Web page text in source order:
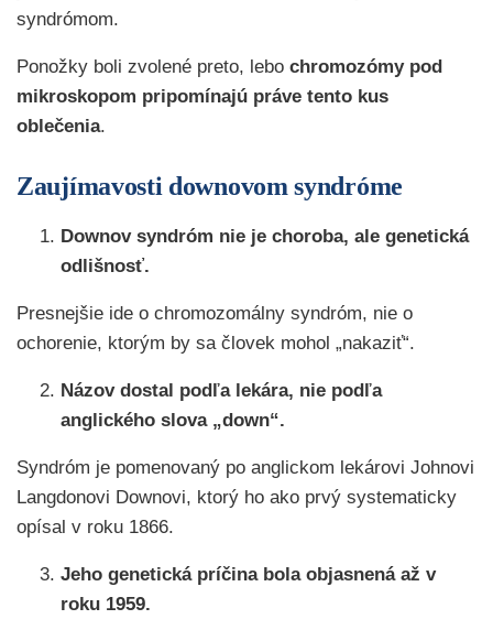
syndrómom.
Ponožky boli zvolené preto, lebo chromozómy pod
mikroskopom pripomínajú práve tento kus
oblečenia.
Zaujímavosti downovom syndróme
Downov syndróm nie je choroba, ale genetická
odlišnosť.
Presnejšie ide o chromozomálny syndróm, nie o
ochorenie, ktorým by sa človek mohol „nakaziť“.
Názov dostal podľa lekára, nie podľa
anglického slova „down“.
Syndróm je pomenovaný po anglickom lekárovi Johnovi
Langdonovi Downovi, ktorý ho ako prvý systematicky
opísal v roku 1866.
Jeho genetická príčina bola objasnená až v
roku 1959.